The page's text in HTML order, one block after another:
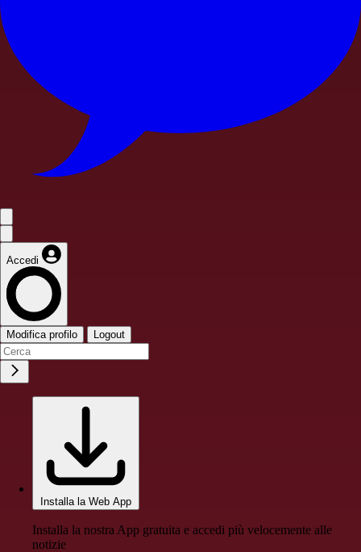
Accedi
Modifica profilo Logout
Installa la Web App
Installa la nostra App gratuita e accedi più velocemente alle
notizie